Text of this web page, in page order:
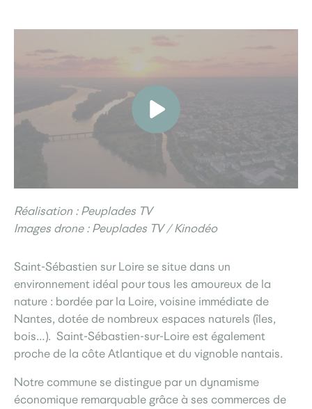
La Ville
Je participe
Menus scolaires
Saint-Seb’ le mag Sourds et
malentendants
Réalisation : Peuplades TV
Images drone : Peuplades TV / Kinodéo
Saint-Sébastien sur Loire se situe dans un
environnement idéal pour tous les amoureux de la
nature : bordée par la Loire, voisine immédiate de
Nantes, dotée de nombreux espaces naturels (îles,
bois…). Saint-Sébastien-sur-Loire est également
proche de la côte Atlantique et du vignoble nantais.
Notre commune se distingue par un dynamisme
économique remarquable grâce à ses commerces de